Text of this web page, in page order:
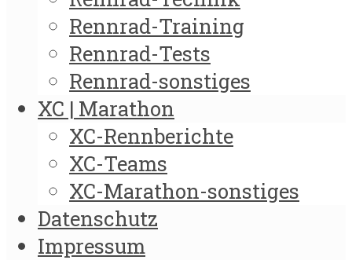
Rennrad-Training
Rennrad-Tests
Rennrad-sonstiges
XC | Marathon
XC-Rennberichte
XC-Teams
XC-Marathon-sonstiges
Datenschutz
Impressum